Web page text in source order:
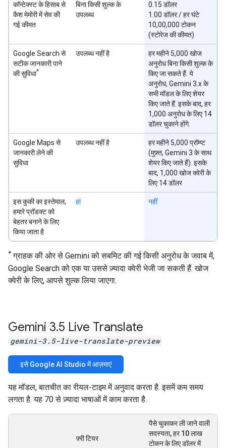
कॉन्टेक्स्ट के हिसाब से
कैश मेमोरी में सेव की
गई कीमत
बिना किसी शुल्क के
उपलब्ध
0.15 डॉलर
1.00 डॉलर / हर घंटे
10,00,000 टोकन
(स्टोरेज की कीमत)
Google Search से
सटीक जानकारी पाने
की सुविधा*
उपलब्ध नहीं है
हर महीने 5,000 खोज
अनुरोध बिना किसी शुल्क के
किए जा सकते हैं. ये
अनुरोध, Gemini 3.x के
सभी मॉडल के लिए शेयर
किए जाते हैं. इसके बाद, हर
1,000 अनुरोध के लिए 14
डॉलर चुकाने होंगे.
Google Maps से
जानकारी लेने की
सुविधा
उपलब्ध नहीं है
हर महीने 5,000 प्रॉम्प्ट
(मुफ़्त, Gemini 3 के साथ
शेयर किए जाते हैं). इसके
बाद, 1,000 खोज क्वेरी के
लिए 14 डॉलर
इस कुकी का इस्तेमाल,
हमारे प्रॉडक्ट को
बेहतर बनाने के लिए
किया जाता है
हां नहीं
* ग्राहक की ओर से Gemini को सबमिट की गई किसी अनुरोध के जवाब में,
Google Search को एक या उससे ज़्यादा क्वेरी भेजी जा सकती हैं. खोज
क्वेरी के लिए, आपसे शुल्क लिया जाएगा.
Gemini 3.5 Live Translate
gemini-3.5-live-translate-preview
इसे Google AI Studio में आज़माएं
यह मॉडल, बातचीत का रीयल-टाइम में अनुवाद करता है. इसमें कम समय
लगता है. यह 70 से ज़्यादा भाषाओं में काम करता है.
फ़्री टियर
पैसे चुकाकर ली जाने वाली
सदस्यता, हर 10 लाख
टोकन के लिए डॉलर में